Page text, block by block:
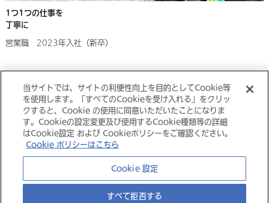
1つ1つの仕事を
丁寧に
営業職 2023年入社（新卒）
採用情報トップにもどる
大塚グループ
当サイトでは、サイトの利便性向上を目的としてCookie等
を使用します。「すべてのCookieを受け入れる」をクリッ
クすると、Cookie の使用に同意いただいたことになりま
す。Cookieの設定変更及び使用するCookie種類等の詳細
はCookie設定 および Cookieポリシーをご確認ください。
Cookie ポリシーはこちら
Cookie 設定
すべて拒否する